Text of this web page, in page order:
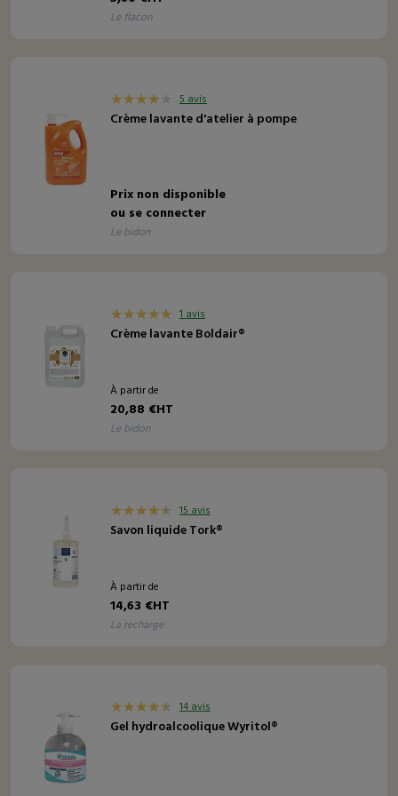
le flacon
5 avis
Crème lavante d'atelier à pompe
Prix non disponible
ou se connecter
le bidon
1 avis
Crème lavante Boldair®
À partir de
20,88 €HT
le bidon
15 avis
Savon liquide Tork®
À partir de
14,63 €HT
la recharge
14 avis
Gel hydroalcoolique Wyritol®